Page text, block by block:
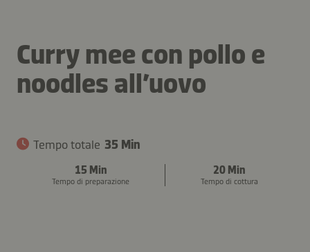
Curry mee con pollo e
noodles all’uovo
Tempo totale 35 Min
15 Min
Tempo di preparazione
20 Min
Tempo di cottura